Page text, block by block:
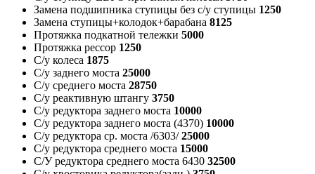
Замена подшипника ступицы без с/у ступицы 1250
Замена ступицы+колодок+барабана 8125
Протяжка подкатной тележки 5000
Протяжка рессор 1250
С/у колеса 1875
С/у заднего моста 25000
С/у среднего моста 28750
С/у реактивную штангу 3750
С/у редуктора заднего моста 10000
С/у редуктора заднего моста (4370) 10000
С/у редуктора ср. моста /6303/25000
С/у редуктора среднего моста 15000
С/У редуктора среднего моста 6430 32500